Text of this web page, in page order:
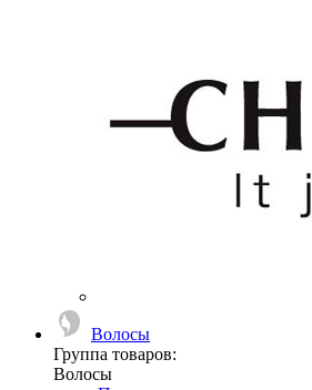
Волосы
Группа товаров:
Волосы